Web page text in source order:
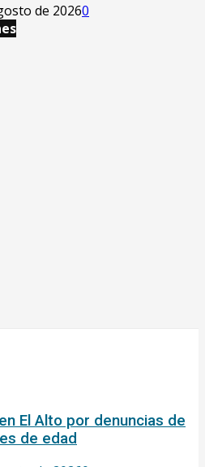
de 20260
El Alto por denuncias de
de edad